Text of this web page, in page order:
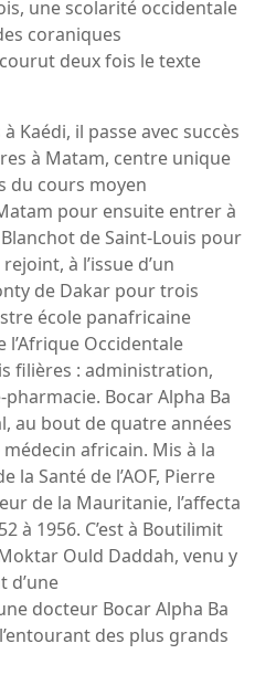
une scolarité occidentale
coraniques
deux fois le texte
Kaédi, il passe avec succès
à Matam, centre unique
du cours moyen
pour ensuite entrer à
de Saint-Louis pour
à l’issue d’un
de Dakar pour trois
école panafricaine
Occidentale
filières : administration,
Bocar Alpha Ba
au bout de quatre années
africain. Mis à la
Santé de l’AOF, Pierre
de la Mauritanie, l’affecta
à 1956. C’est à Boutilimit
Ould Daddah, venu y
d’une
docteur Bocar Alpha Ba
des plus grands